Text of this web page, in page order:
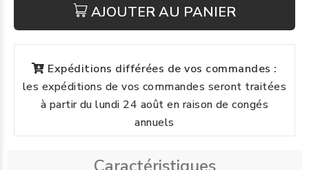
AJOUTER AU PANIER
Expéditions différées de vos commandes :
les expéditions de vos commandes seront traitées
à partir du lundi 24 août en raison de congés
annuels